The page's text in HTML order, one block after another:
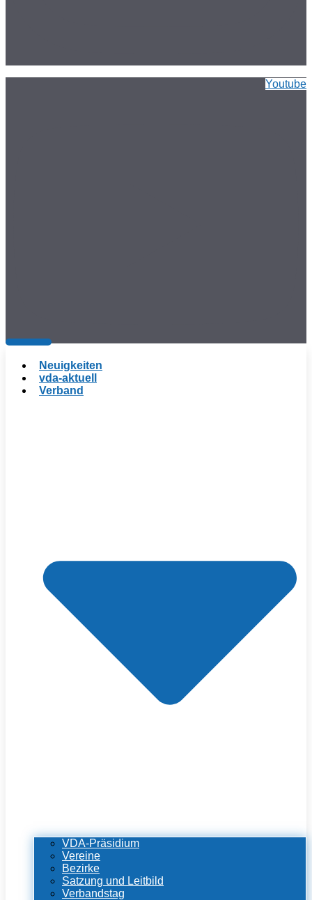
Youtube
Neuigkeiten
vda-aktuell
Verband
VDA-Präsidium
Vereine
Bezirke
Satzung und Leitbild
Verbandstag